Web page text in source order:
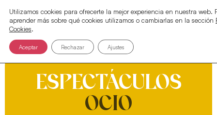
ESPECTÁCULOS
OCIO
Utilizamos cookies para ofrecerte la mejor experiencia en nuestra web.
aprender más sobre qué cookies utilizamos o cambiarlas en la sección
Cookies.
Aceptar Rechazar Ajustes